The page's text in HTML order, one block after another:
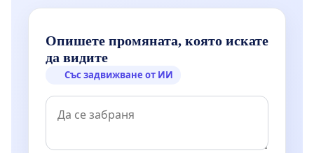
Опишете промяната, която искате
да видите
Със задвижване от ИИ